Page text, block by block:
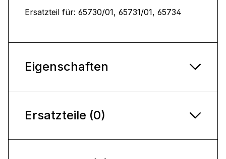
Ersatzteil für: 65730/01, 65731/01, 65734
Eigenschaften
Ersatzteile (0)